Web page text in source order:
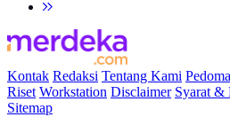
Kontak Redaksi Tentang Kami
Riset Workstation Disclaimer Syarat &
Sitemap